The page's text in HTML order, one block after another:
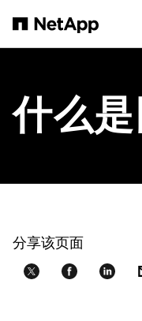
什么是
分享该页面